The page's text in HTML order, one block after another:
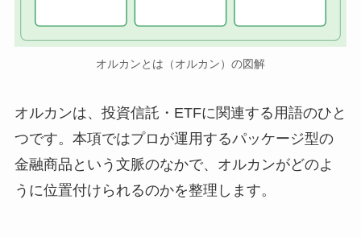
オルカンとは（オルカン）の図解
オルカンは、投資信託・ETFに関連する用語のひと
つです。本項ではプロが運用するパッケージ型の
金融商品という文脈のなかで、オルカンがどのよ
うに位置付けられるのかを整理します。